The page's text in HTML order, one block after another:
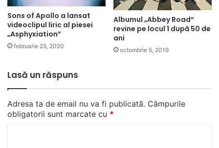
Sons of Apollo a lansat
videoclipul liric al piesei
„Asphyxiation”
februarie 25, 2020
Albumul „Abbey Road“
revine pe locul 1 după 50 de
ani
octombrie 5, 2019
Lasă un răspuns
Adresa ta de email nu va fi publicată. Câmpurile
obligatorii sunt marcate cu *